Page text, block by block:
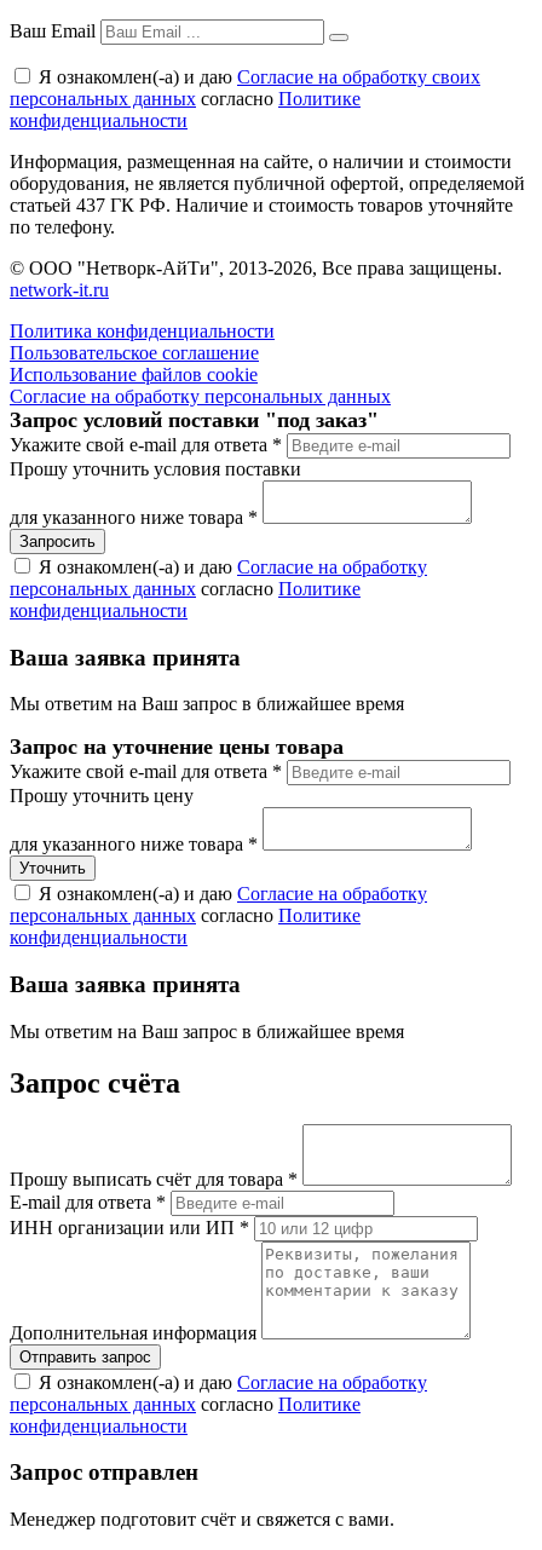
Ваш Email
Я ознакомлен(-а) и даю Согласие на обработку своих
персональных данных согласно Политике
конфиденциальности
Информация, размещенная на сайте, о наличии и стоимости
оборудования, не является публичной офертой, определяемой
статьей 437 ГК РФ. Наличие и стоимость товаров уточняйте
по телефону.
© ООО "Нетворк-АйТи", 2013-2026, Все права защищены.
network-it.ru
Политика конфиденциальности
Пользовательское соглашение
Использование файлов cookie
Согласие на обработку персональных данных
Запрос условий поставки "под заказ"
Укажите свой e-mail для ответа *
Прошу уточнить условия поставки
для указанного ниже товара *
Я ознакомлен(-а) и даю Согласие на обработку
персональных данных согласно Политике
конфиденциальности
Ваша заявка принята
Мы ответим на Ваш запрос в ближайшее время
Запрос на уточнение цены товара
Укажите свой e-mail для ответа *
Прошу уточнить цену
для указанного ниже товара *
Я ознакомлен(-а) и даю Согласие на обработку
персональных данных согласно Политике
конфиденциальности
Ваша заявка принята
Мы ответим на Ваш запрос в ближайшее время
Запрос счёта
Прошу выписать счёт для товара *
E-mail для ответа *
ИНН организации или ИП *
Дополнительная информация
Я ознакомлен(-а) и даю Согласие на обработку
персональных данных согласно Политике
конфиденциальности
Запрос отправлен
Менеджер подготовит счёт и свяжется с вами.